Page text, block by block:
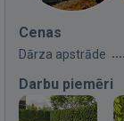
Cenas
Dārza apstrāde
Darbu piemēri